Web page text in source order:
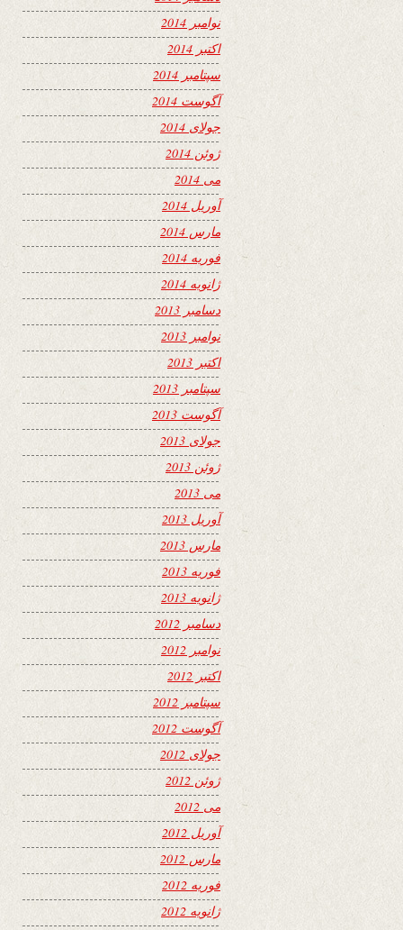
نوامبر 2014
اکتبر 2014
سپتامبر 2014
آگوست 2014
جولای 2014
ژوئن 2014
می 2014
آوریل 2014
مارس 2014
فوریه 2014
ژانویه 2014
دسامبر 2013
نوامبر 2013
اکتبر 2013
سپتامبر 2013
آگوست 2013
جولای 2013
ژوئن 2013
می 2013
آوریل 2013
مارس 2013
فوریه 2013
ژانویه 2013
دسامبر 2012
نوامبر 2012
اکتبر 2012
سپتامبر 2012
آگوست 2012
جولای 2012
ژوئن 2012
می 2012
آوریل 2012
مارس 2012
فوریه 2012
ژانویه 2012